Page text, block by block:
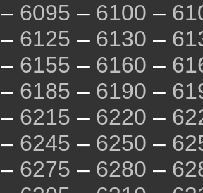
– 6095 – 6100 –
– 6125 – 6130 –
– 6155 – 6160 –
– 6185 – 6190 –
– 6215 – 6220 –
– 6245 – 6250 –
– 6275 – 6280 –